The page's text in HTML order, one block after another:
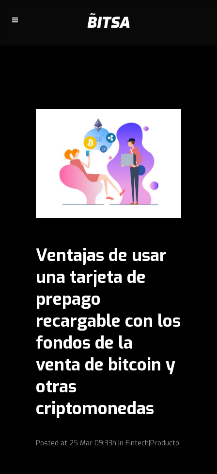
Ventajas de usar
una tarjeta de
prepago
recargable con los
fondos de la
venta de bitcoin y
otras
criptomonedas
Posted at 25 Mar 09:33h in Fintech|Producto